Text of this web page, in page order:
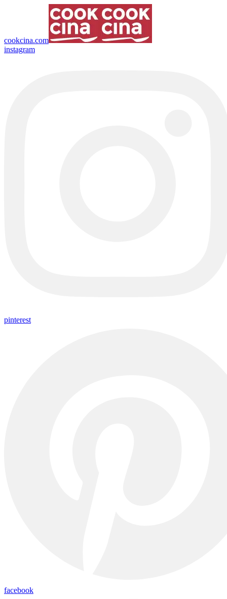
cookcina.com
instagram
pinterest
facebook